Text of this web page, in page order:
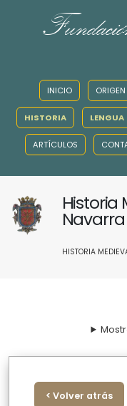
INICIO
HISTORIA LENGUA
ARTÍCULOS
Historia
Navarra
HISTORIA
< Volver atrás